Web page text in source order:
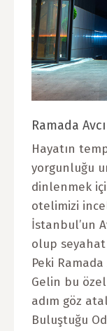
Ramada
Hayatın
yorgunluğu
dinlenmek
otelimizi
İstanbul’un
olup seyahat
Peki Ramada
Gelin bu
adım göz
Buluştuğu